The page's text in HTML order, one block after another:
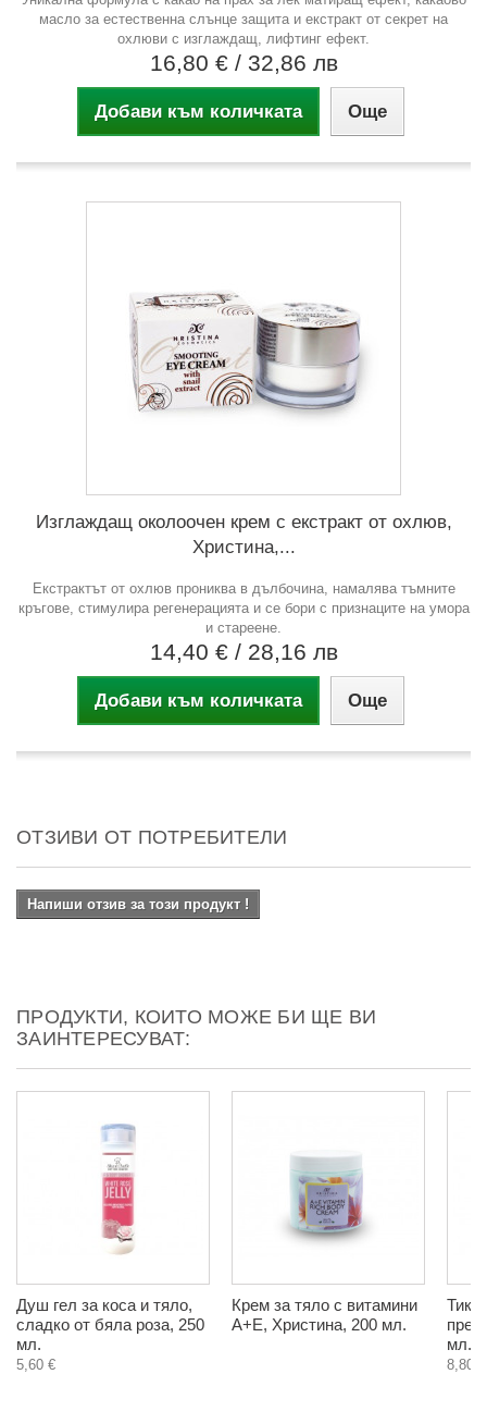
масло за естественна слънце защита и екстракт от секрет на
охлюви с изглаждащ, лифтинг ефект.
16,80 € / 32,86 лв
Добави към количката Още
Изглаждащ околоочен крем с екстракт от охлюв,
Христина,...
Екстрактът от охлюв прониква в дълбочина, намалява тъмните
кръгове, стимулира регенерацията и се бори с признаците на умора
и стареене.
14,40 € / 28,16 лв
Добави към количката Още
ОТЗИВИ ОТ ПОТРЕБИТЕЛИ
Напиши отзив за този продукт !
ПРОДУКТИ, КОИТО МОЖЕ БИ ЩЕ ВИ
ЗАИНТЕРЕСУВАТ:
Душ гел за коса и тяло,
сладко от бяла роза, 250
мл.
5,60 €
Крем за тяло с витамини
А+Е, Христина, 200 мл.
мл.
8,80 €